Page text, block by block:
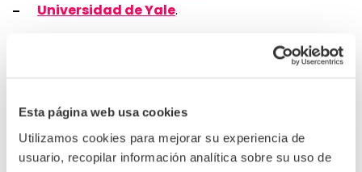
Esta página web usa cookies
Utilizamos cookies para mejorar su experiencia de
usuario, recopilar información analítica sobre su uso de
Universidad de Yale.
Para obtener una lista completa de las fuentes,
sobre la metodología
Radar, además de nuestra metodología separada
forzoso.
Cómo funcionan las puntuaciones de Radar
La metodología personalizada de Radar toma datos